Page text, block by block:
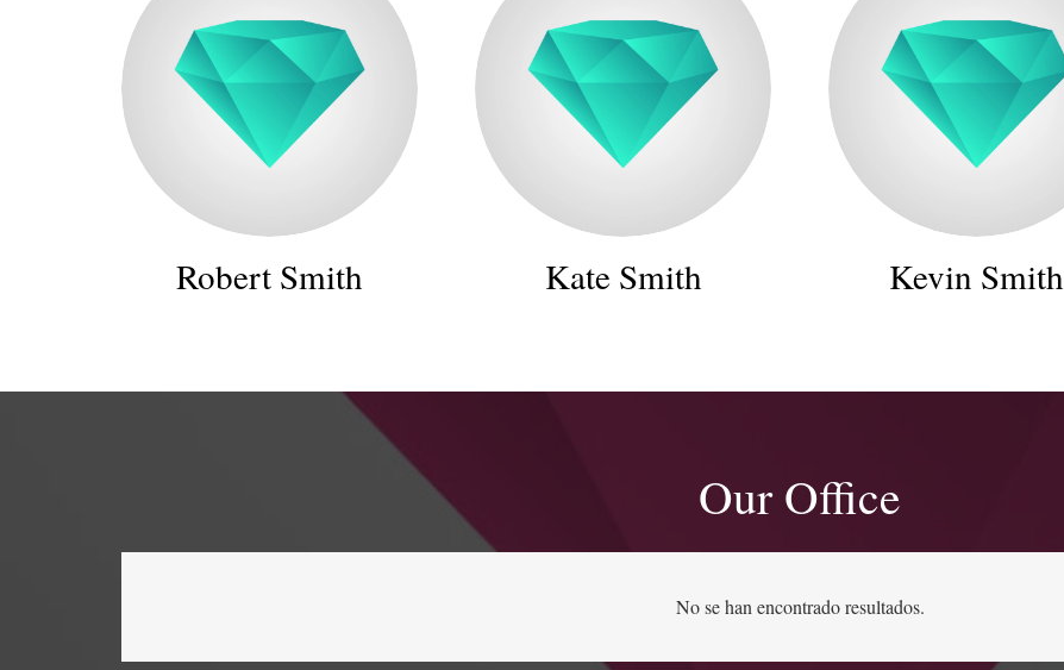
Robert Smith Kate Smith Kevin Smith
Our Office
No se han encontrado resultados.